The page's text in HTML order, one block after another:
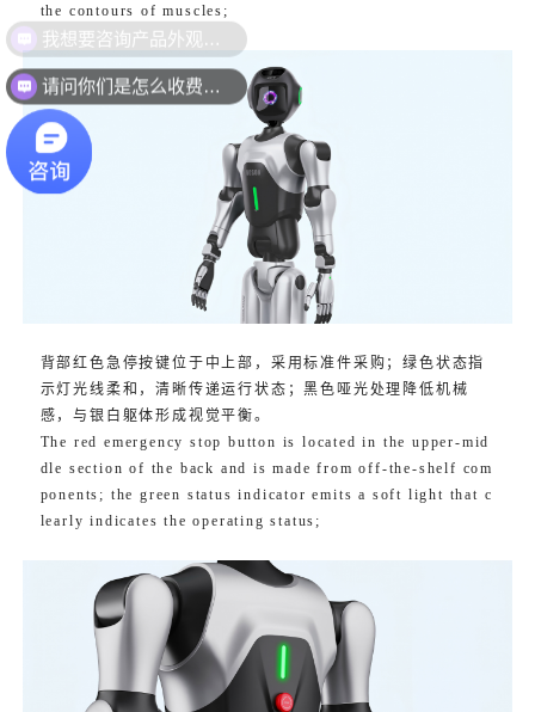
the contours of muscles;
背部红色急停按键位于中上部，采用标准件采购；绿色状态指
示灯光线柔和，清晰传递运行状态；黑色哑光处理降低机械
感，与银白躯体形成视觉平衡。
The red emergency stop button is located in the upper-mid
dle section of the back and is made from off-the-shelf com
ponents; the green status indicator emits a soft light that c
learly indicates the operating status;